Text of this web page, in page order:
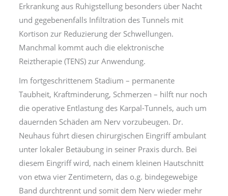
Erkrankung aus Ruhigstellung besonders über Nacht
und gegebenenfalls Infiltration des Tunnels mit
Kortison zur Reduzierung der Schwellungen.
Manchmal kommt auch die elektronische
Reiztherapie (TENS) zur Anwendung.
Im fortgeschrittenem Stadium – permanente
Taubheit, Kraftminderung, Schmerzen – hilft nur noch
die operative Entlastung des Karpal-Tunnels, auch um
dauernden Schäden am Nerv vorzubeugen. Dr.
Neuhaus führt diesen chirurgischen Eingriff ambulant
unter lokaler Betäubung in seiner Praxis durch. Bei
diesem Eingriff wird, nach einem kleinen Hautschnitt
von etwa vier Zentimetern, das o.g. bindegewebige
Band durchtrennt und somit dem Nerv wieder mehr